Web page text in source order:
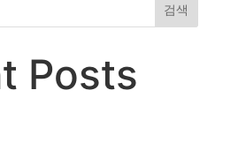
, CI - 카피어랜드㈜
, 카탈로그 - 피자마루
트 - 백조씽크
검색
Posts